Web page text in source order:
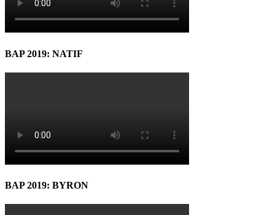
BAP 2019: NATIF
BAP 2019: BYRON